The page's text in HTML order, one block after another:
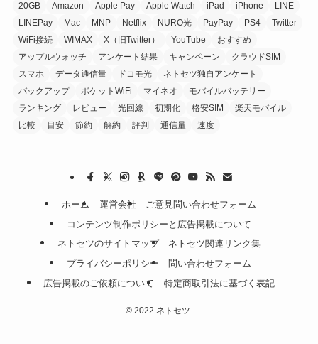
20GB Amazon Apple Pay Apple Watch iPad iPhone
LINE
LINEPay
Mac MNP Netflix NURO光 PayPay PS4
Twitter
WiFi接続
WIMAX X（旧Twitter） YouTube
おすすめ
アップルウォッチ
アンケート結果 キャンペーン
クラウドSIM
スマホ
データ通信量 ドコモ光
ネトセツ独自アンケート
バックアップ
ポケットWiFi マイネオ
モバイルバッテリー
ランキング
レビュー 光回線 初期化 格安SIM
楽天モバイル
比較
目安 節約 解約 評判 通信量 速度
ホーム 運営会社
ご意見問い合わせフォーム
コンテンツ制作ポリシーと広告掲載について
ネトセツのサイトマップ
ネトセツ関連リンク集
プライバシーポリシー
問い合わせフォーム
広告掲載のご依頼について
特定商取引法に基づく表記
© 2022 ネトセツ.